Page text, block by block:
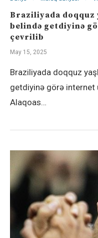
Braziliyada doqquz
belində getdiyinə
çevrilib
May 15, 2025
Braziliyada doqquz
getdiyinə görə internet
Alaqoas…